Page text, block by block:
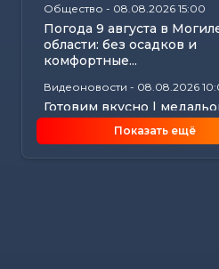
Общество - 08.08.2026 15:00
Погода 9 августа в
области: без осадков и
комфортные...
Видеоновости - 08.08.2026
Готовим вкусно |
говядины, салат с
заливной...
Показать ещё